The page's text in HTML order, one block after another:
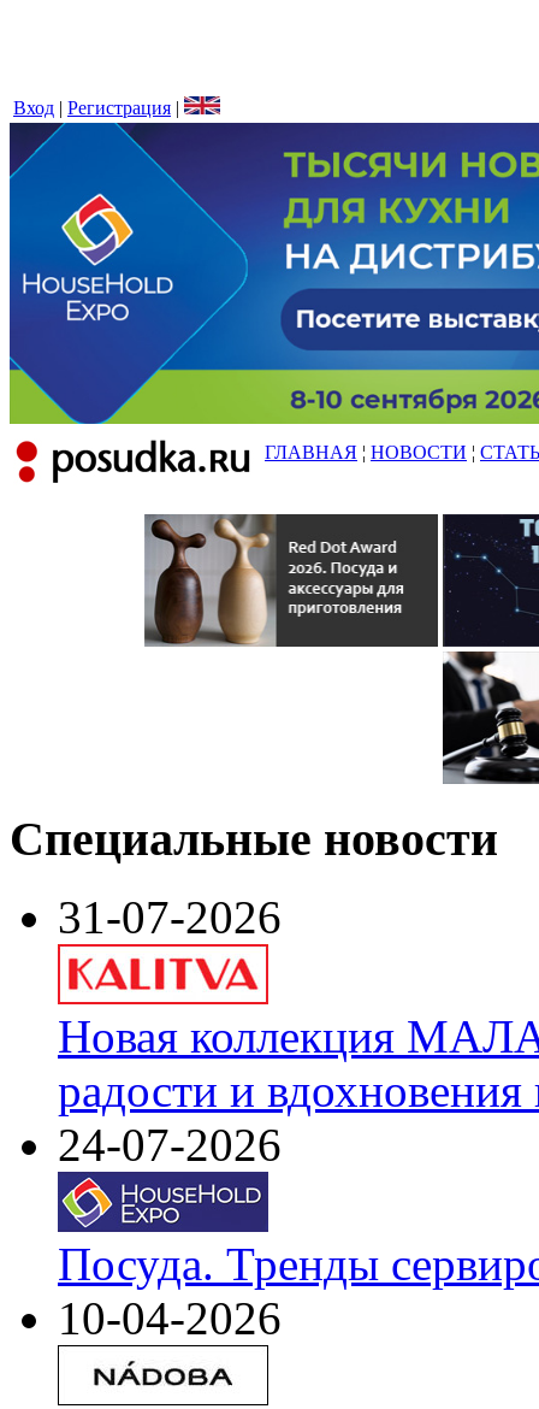
Вход | Регистрация |
ГЛАВНАЯ ¦ НОВОСТИ ¦
Специальные новости
31-07-2026
Новая коллекция
радости и
24-07-2026
Посуда. Тренды
10-04-2026